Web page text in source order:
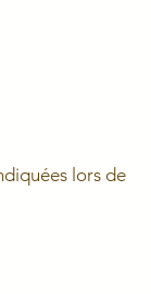
lors de